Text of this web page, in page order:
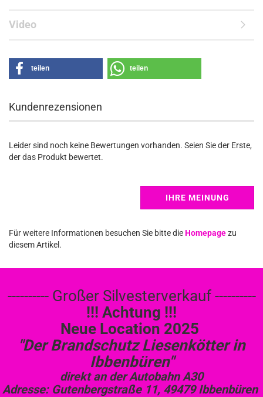
Video
teilen teilen
Kundenrezensionen
Leider sind noch keine Bewertungen vorhanden. Seien Sie der Erste,
der das Produkt bewertet.
IHRE MEINUNG
Für weitere Informationen besuchen Sie bitte dieHomepagezu
diesem Artikel.
---------- Großer Silvesterverkauf ----------
!!! Achtung !!!
Neue Location 2025
"Der Brandschutz Liesenkötter in
Ibbenbüren"
direkt an der Autobahn A30
Adresse: Gutenbergstraße 11, 49479 Ibbenbüren